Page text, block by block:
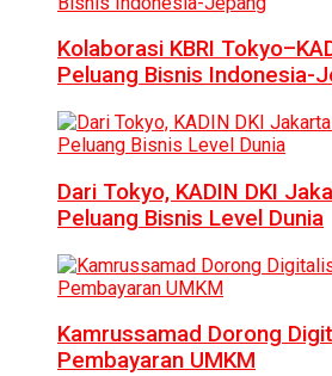
Kolaborasi KBRI
Peluang Bisnis Indonesia-
Dari Tokyo, KADIN DKI
Peluang Bisnis Level Dunia
Kamrussamad Dorong
Pembayaran UMKM